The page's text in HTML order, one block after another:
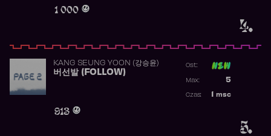
4.
1 000
5.
KANG SEUNG YOON (강승윤)
버선발 (FOLLOW)
913
Ost:
5
Max:
msc
Czas: